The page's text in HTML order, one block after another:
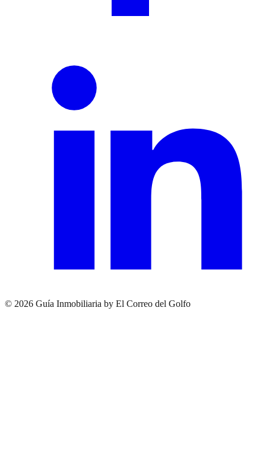
© 2026 Guía Inmobiliaria by El Correo del Golfo